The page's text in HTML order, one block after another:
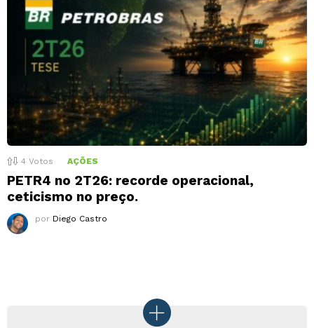
4 Votos AÇÕES
PETR4 no 2T26: recorde operacional,
ceticismo no preço.
por Diego Castro